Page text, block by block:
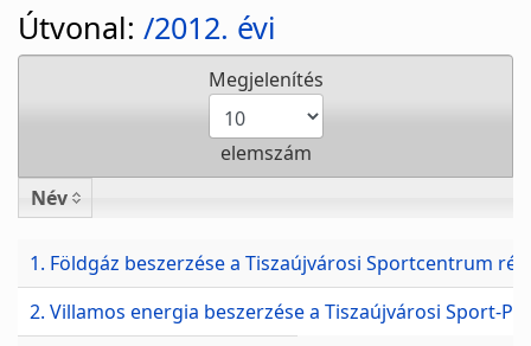
Útvonal: /2012. évi
Megjelenítés
elemszám
Név
1. Földgáz beszerzése a Tiszaújvárosi Sportcentrum
2. Villamos energia beszerzése a Tiszaújvárosi Sport-